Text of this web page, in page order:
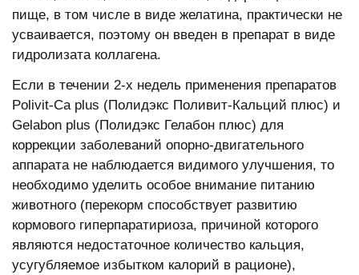
пище, в том числе в виде желатина, практически не
усваивается, поэтому он введен в препарат в виде
гидролизата коллагена.
Если в течении 2-х недель применения препаратов
Polivit-Ca plus (Полидэкс Поливит-Кальций плюс) и
Gelabon plus (Полидэкс Гелабон плюс) для
коррекции заболеваний опорно-двигательного
аппарата не наблюдается видимого улучшения, то
необходимо уделить особое внимание питанию
животного (перекорм способствует развитию
кормового гиперпаратириоза, причиной которого
являются недостаточное количество кальция,
усугубляемое избытком калорий в рационе),